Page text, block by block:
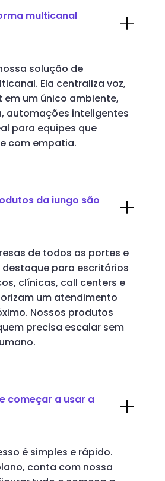
multicanal
solução de
Ela centraliza voz,
em um único ambiente,
automações inteligentes
para equipes que
com empatia.
da iungo são
de todos os portes e
para escritórios
clínicas, call centers e
um atendimento
Nossos produtos
precisa escalar sem
começar a usar a
é simples e rápido.
conta com nossa